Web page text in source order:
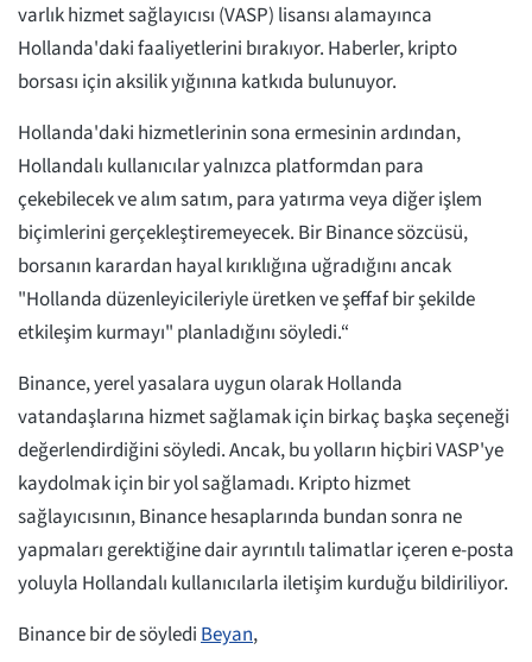
varlık hizmet sağlayıcısı (VASP) lisansı alamayınca
Hollanda'daki faaliyetlerini bırakıyor. Haberler, kripto
borsası için aksilik yığınına katkıda bulunuyor.
Hollanda'daki hizmetlerinin sona ermesinin ardından,
Hollandalı kullanıcılar yalnızca platformdan para
çekebilecek ve alım satım, para yatırma veya diğer işlem
biçimlerini gerçekleştiremeyecek. Bir Binance sözcüsü,
borsanın karardan hayal kırıklığına uğradığını ancak
"Hollanda düzenleyicileriyle üretken ve şeffaf bir şekilde
etkileşim kurmayı" planladığını söyledi.“
Binance, yerel yasalara uygun olarak Hollanda
vatandaşlarına hizmet sağlamak için birkaç başka seçeneği
değerlendirdiğini söyledi. Ancak, bu yolların hiçbiri VASP'ye
kaydolmak için bir yol sağlamadı. Kripto hizmet
sağlayıcısının, Binance hesaplarında bundan sonra ne
yapmaları gerektiğine dair ayrıntılı talimatlar içeren e-posta
yoluyla Hollandalı kullanıcılarla iletişim kurduğu bildiriliyor.
Binance bir de söylediBeyan,